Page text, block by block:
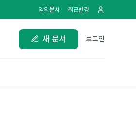
임의문서 최근변경
새 문서 로그인